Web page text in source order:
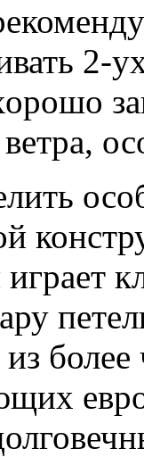
2-
играет